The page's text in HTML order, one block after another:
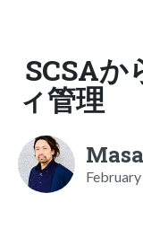
SCSAか
ィ管理